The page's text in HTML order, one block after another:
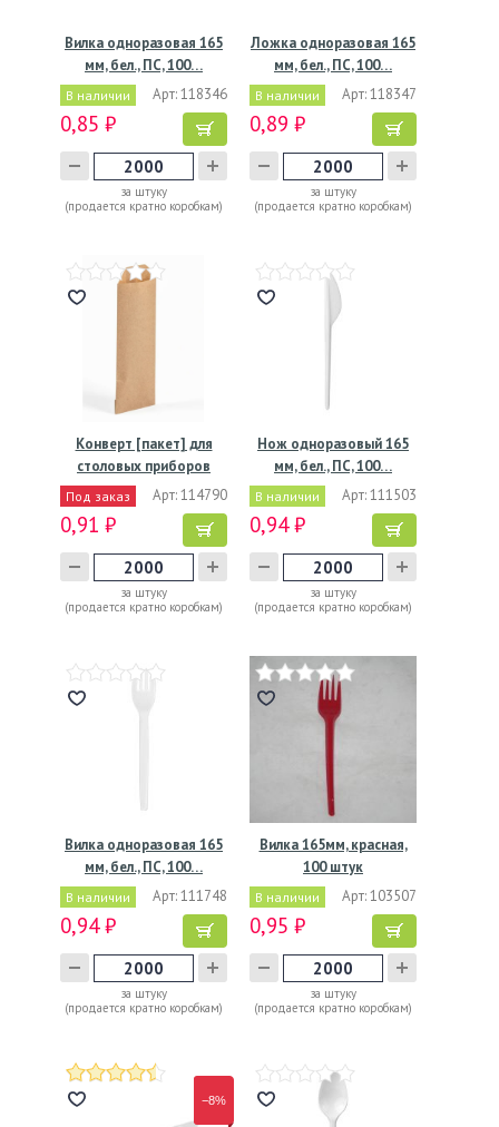
Вилка одноразовая 165
мм, бел., ПС, 100…
В наличии Арт: 118346
0,85 ₽
за штуку
(продается кратно коробкам)
Ложка одноразовая 165
мм, бел., ПС, 100…
В наличии Арт: 118347
0,89 ₽
за штуку
(продается кратно коробкам)
Конверт [пакет] для
столовых приборов
80х220…
Под заказ Арт: 114790
0,91 ₽
за штуку
(продается кратно коробкам)
Нож одноразовый 165
мм, бел., ПС, 100…
В наличии Арт: 111503
0,94 ₽
за штуку
(продается кратно коробкам)
Вилка одноразовая 165
мм, бел., ПС, 100…
В наличии Арт: 111748
0,94 ₽
за штуку
(продается кратно коробкам)
Вилка 165мм, красная,
100 штук
В наличии Арт: 103507
0,95 ₽
за штуку
(продается кратно коробкам)
−8%